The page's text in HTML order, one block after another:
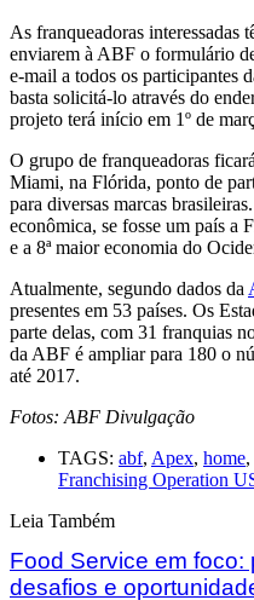
As franqueadoras interessadas
enviarem à ABF o formulário
e-mail a todos os participantes
basta solicitá-lo através do
projeto terá início em 1º de
O grupo de franqueadoras
Miami, na Flórida, ponto de
para diversas marcas
econômica, se fosse um país a
e a 8ª maior economia do
Atualmente, segundo dados da
presentes em 53 países. Os
parte delas, com 31 franquias
da ABF é ampliar para 180 o
até 2017.
Fotos: ABF Divulgação
TAGS: abf, Apex, home,
Franchising Operation
Leia Também
Food Service em foco:
desafios e